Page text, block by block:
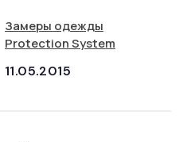
Замеры одежды
Protection System
11.05.2015